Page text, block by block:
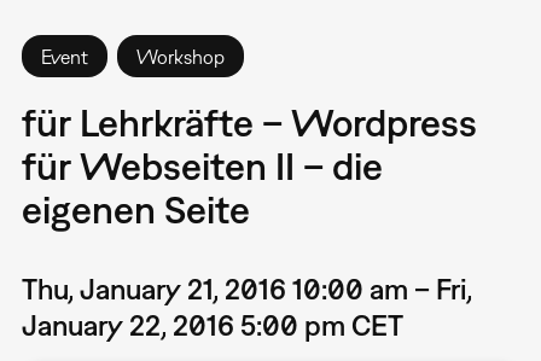
Event Workshop
für Lehrkräfte – Wordpress
für Webseiten II – die
eigenen Seite
Thu, January 21, 2016 10:00 am – Fri,
January 22, 2016 5:00 pm CET